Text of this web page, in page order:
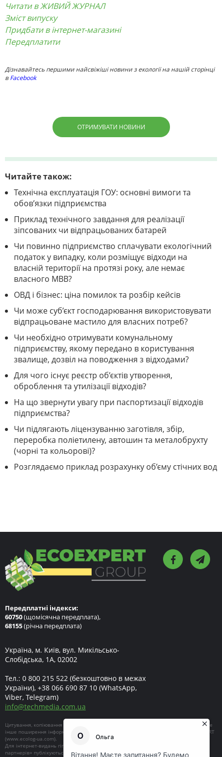
Читати в ЖИВИЙ ЖУРНАЛ
Зміст випуску
Придбати в інтернет-магазині
Передплатити
Дізнавайтесь першими найсвіжіші новини з екології на нашій сторінці
вFacebook
ОТРИМУВАТИ НОВИНИ
Читайте також:
Технічна експлуатація ГОУ: основні вимоги та
обов’язки підприємства
Приклад технічного завдання для реалізації
зіпсованих чи відпрацьованих батарей
Чи повинно підприємство сплачувати екологічний
податок у випадку, коли розміщує відходи на
власній території на протязі року, але немає
власного МВВ?
ОВД і бізнес: ціна помилок та розбір кейсів
Чи може суб’єкт господарювання використовувати
відпрацьоване мастило для власних потреб?
Чи необхідно отримувати комунальному
підприємству, якому передано в користування
звалище, дозвіл на поводження з відходами?
Для чого існує реєстр об’єктів утворення,
оброблення та утилізації відходів?
На що звернути увагу при паспортизації відходів
підприємства?
Чи підлягають ліцензуванню заготівля, збір,
переробка поліетилену, автошин та металобрухту
(чорні та кольорові)?
Розглядаємо приклад розрахунку об’єму стічних вод
Передплатні індекси:
60750(щомісячна передплата),
68155(річна передплата)
Україна, м. Київ, вул. Микільсько-
Слобідська, 1А, 02002
Тел.: 0 800 215 522 (безкоштовно в межах
України), +38 066 690 87 10 (WhatsApp,
Viber, Telegram)
info@techmedia.com.ua
Цитування, копіювання окремих частин текстів чи зображень, передрук чи будь-яке
інше поширення інформації ECOEXPERT можливе за умови посилання на ECOEXPERT
(www.ecolog-ua.com).
Для інтернет-видань гіперпосилання є обов'язковим. Матеріали в блоці «Новини
партнерів» публікуються на правах реклами, відповідальність за їхній зміст несе